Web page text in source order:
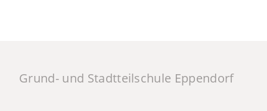
Grund- und Stadtteilschule Eppendorf